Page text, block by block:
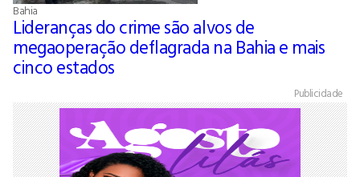
Bahia
Lideranças do crime são alvos de
megaoperação deflagrada na Bahia e mais
cinco estados
Publicidade